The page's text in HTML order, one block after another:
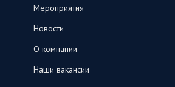
Мероприятия
Новости
О компании
Наши вакансии